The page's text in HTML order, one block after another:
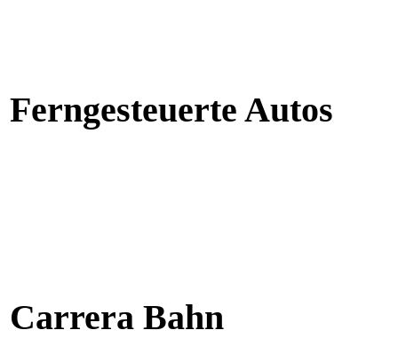
Ferngesteuerte Autos
Carrera Bahn